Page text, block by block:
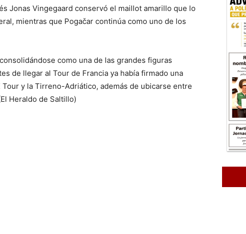
Jonas Vingegaard conservó el maillot amarillo que lo
mientras que Pogačar continúa como uno de los
como una de las grandes figuras
de llegar al Tour de Francia ya había firmado una
y la Tirreno-Adriático, además de ubicarse entre
Heraldo de Saltillo)